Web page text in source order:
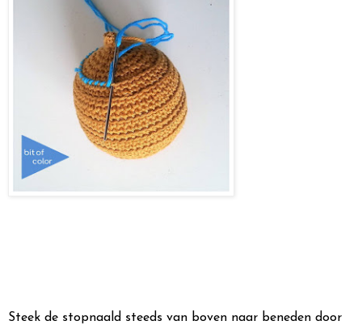
Steek de stopnaald steeds van boven naar beneden door